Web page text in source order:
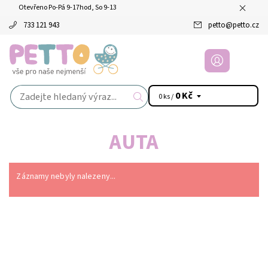
Otevřeno Po-Pá 9-17hod, So 9-13
733 121 943 petto@petto.cz
0 ks / 0 Kč
AUTA
Záznamy nebyly nalezeny...